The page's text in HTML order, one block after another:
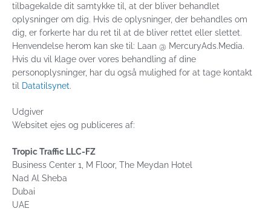
tilbagekalde dit samtykke til, at der bliver behandlet
oplysninger om dig. Hvis de oplysninger, der behandles om
dig, er forkerte har du ret til at de bliver rettet eller slettet.
Henvendelse herom kan ske til: Laan @ MercuryAds.Media.
Hvis du vil klage over vores behandling af dine
personoplysninger, har du også mulighed for at tage kontakt
til
Datatilsynet.
Udgiver
Websitet ejes og publiceres af:
Tropic Traffic LLC-FZ
Business Center 1, M Floor, The Meydan Hotel
Nad Al Sheba
Dubai
UAE